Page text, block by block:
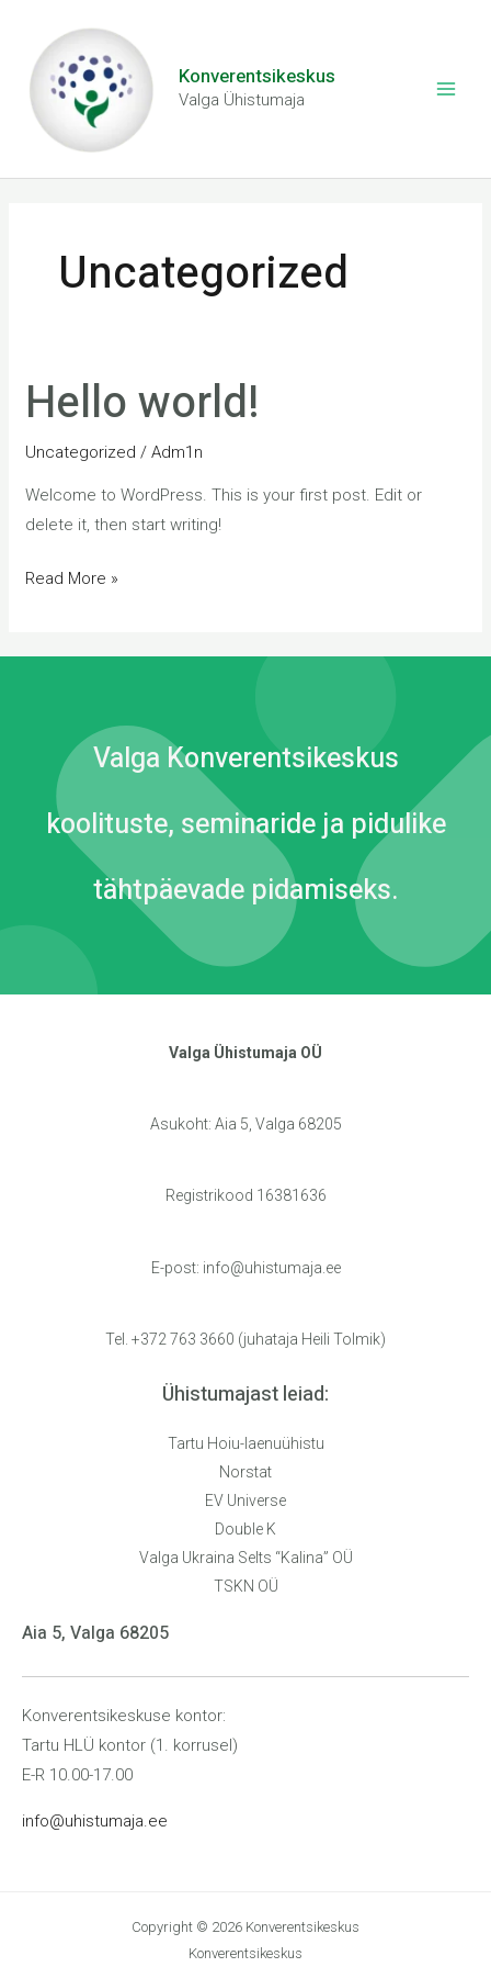
content
Konverentsikeskus
Valga Ühistumaja
Uncategorized
Hello world!
Uncategorized /Adm1n
Welcome to WordPress. This is your first post. Edit or
delete it, then start writing!
Hello
world!
Read More »
Valga Konverentsikeskus
koolituste, seminaride ja pidulike
tähtpäevade pidamiseks.
Valga Ühistumaja OÜ
Asukoht: Aia 5, Valga 68205
Registrikood 16381636
E-post: info@uhistumaja.ee
Tel. +372 763 3660 (juhataja Heili Tolmik)
Ühistumajast leiad:
Tartu Hoiu-laenuühistu
Norstat
EV Universe
Double K
Valga Ukraina Selts “Kalina” OÜ
TSKN OÜ
Aia 5, Valga 68205
Konverentsikeskuse kontor:
Tartu HLÜ kontor (1. korrusel)
E-R 10.00-17.00
info@uhistumaja.ee
Copyright © 2026 Konverentsikeskus
Konverentsikeskus